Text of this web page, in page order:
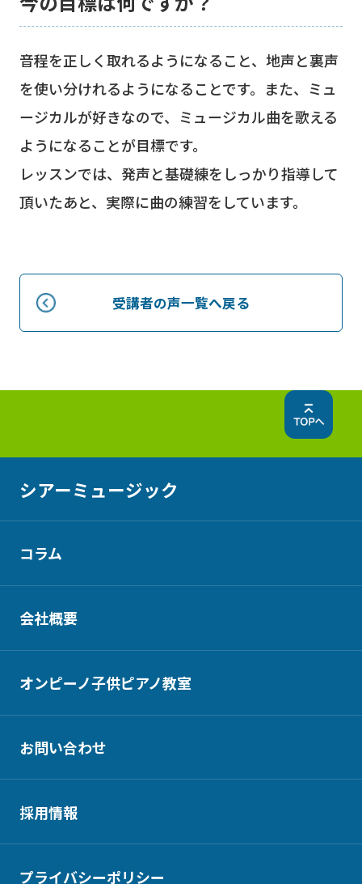
音程を正しく取れるようになること、地声と裏声
を使い分けれるようになることです。また、ミュ
ージカルが好きなので、ミュージカル曲を歌える
ようになることが目標です。
レッスンでは、発声と基礎練をしっかり指導して
頂いたあと、実際に曲の練習をしています。
受講者の声一覧へ戻る
シアーミュージック
コラム
会社概要
オンピーノ子供ピアノ教室
お問い合わせ
採用情報
プライバシーポリシー